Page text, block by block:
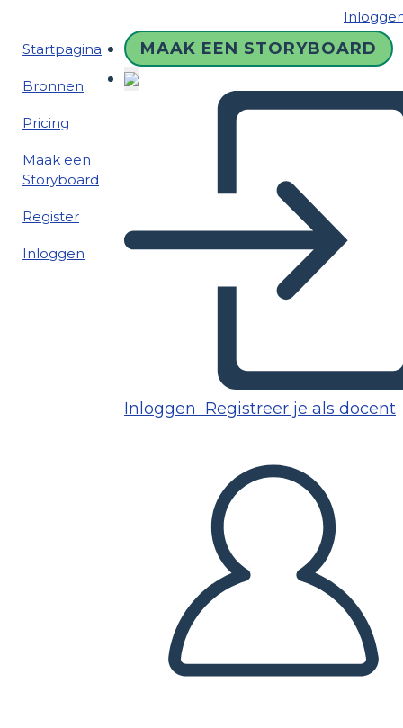
Startpagina
Bronnen
Pricing
Maak een
Storyboard
Register
Inloggen
MAAK EEN STORYBOARD
Inloggen Registreer je als docent